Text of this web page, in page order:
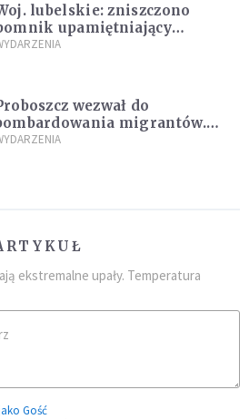
lubelskie: zniszczono
upamiętniający
UPA. Ambasada
wezwał do
migrantów.
ogień przeciwko
ekstremalne upały. Temperatura
Gość